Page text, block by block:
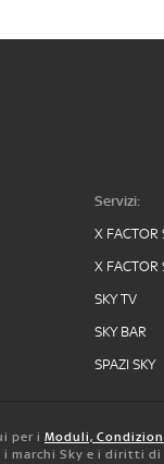
Servizi:
X FACTOR
X FACTOR
SKY TV
SKY BAR
SPAZI SKY
per i Moduli,
i marchi Sky e i diritti